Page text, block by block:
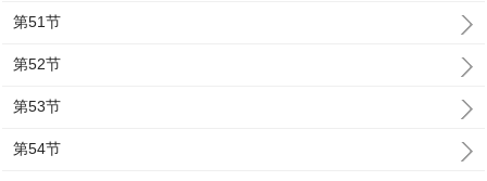
第51节
第52节
第53节
第54节